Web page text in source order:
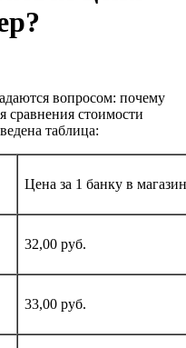
вопросом: почему
сравнения стоимости
таблица:
Цена за 1 банку в
32,00 руб.
33,00 руб.